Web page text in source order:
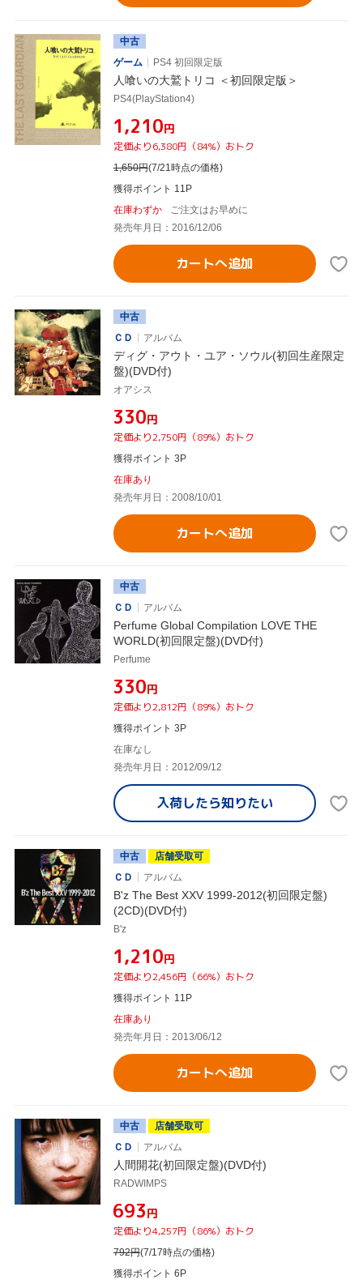
中古
ゲーム
PS4 初回限定版
人喰いの大鷲トリコ ＜初回限定版＞
PS4(PlayStation4)
¥1,210円
定価より6,380円（84%）おトク
1,650円(7/21時点の価格)
獲得ポイント 11P
在庫わずか
ご注文はお早めに
発売年月日：2016/12/06
カートへ追加
中古
ＣＤ
アルバム
ディグ・アウト・ユア・ソウル(初回生産限定
盤)(DVD付)
オアシス
¥330円
定価より2,750円（89%）おトク
獲得ポイント 3P
在庫あり
発売年月日：2008/10/01
カートへ追加
中古
ＣＤ
アルバム
Perfume Global Compilation LOVE THE
WORLD(初回限定盤)(DVD付)
Perfume
¥330円
定価より2,812円（89%）おトク
獲得ポイント 3P
在庫なし
発売年月日：2012/09/12
入荷したら知りたい
中古
店舗受取可
ＣＤ
アルバム
B'z The Best XXV 1999-2012(初回限定盤)
(2CD)(DVD付)
B'z
¥1,210円
定価より2,456円（66%）おトク
獲得ポイント 11P
在庫あり
発売年月日：2013/06/12
カートへ追加
中古
店舗受取可
ＣＤ
アルバム
人間開花(初回限定盤)(DVD付)
RADWIMPS
¥693円
定価より4,257円（86%）おトク
792円(7/17時点の価格)
獲得ポイント 6P